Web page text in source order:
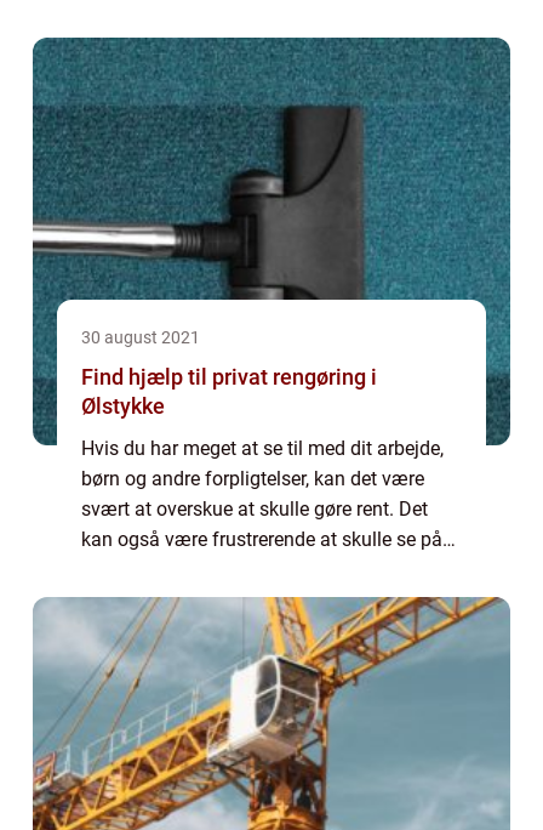
30 august 2021
Find hjælp til privat rengøring i
Ølstykke
Hvis du har meget at se til med dit arbejde,
børn og andre forpligtelser, kan det være
svært at overskue at skulle gøre rent. Det
kan også være frustrerende at skulle se på